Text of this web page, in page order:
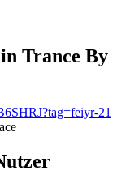
Trance By